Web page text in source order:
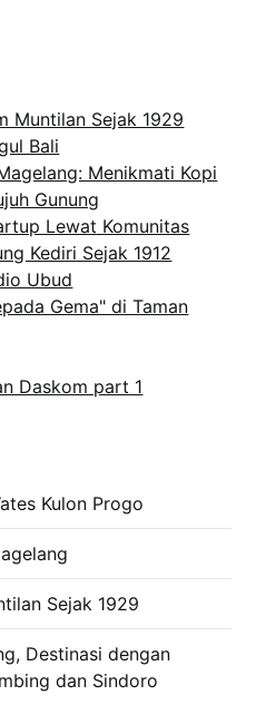
Muntilan Sejak 1929
Bali
Menikmati Kopi
Gunung
Lewat Komunitas
Kediri Sejak 1912
Ubud
Gema" di Taman
Daskom part 1
Kulon Progo
Sejak 1929
Destinasi dengan
dan Sindoro